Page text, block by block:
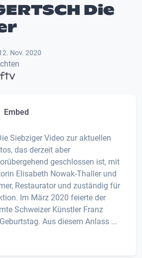
Die
Nov. 2020
Embed
Siebziger Video zur aktuellen
das derzeit aber
geschlossen ist, mit
Elisabeth Nowak-Thaller und
Restaurator und zuständig für
Im März 2020 feierte der
Schweizer Künstler Franz
Aus diesem Anlass ...